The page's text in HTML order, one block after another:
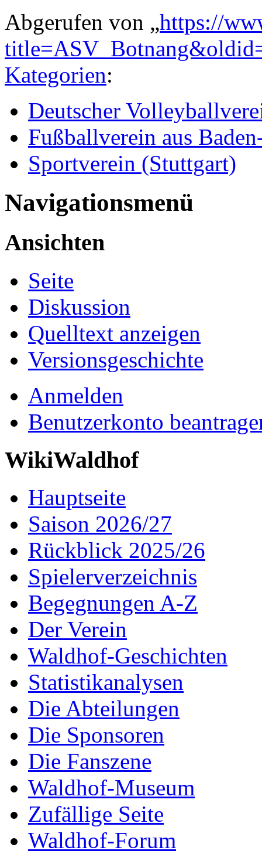
Abgerufen von „https://
Kategorien:
Deutscher
Fußballverein aus
Sportverein (Stuttgart)
Navigationsmenü
Ansichten
Seite
Diskussion
Quelltext anzeigen
Versionsgeschichte
Anmelden
Benutzerkonto
WikiWaldhof
Hauptseite
Saison 2026/27
Rückblick 2025/26
Spielerverzeichnis
Begegnungen A-Z
Der Verein
Waldhof-Geschichten
Statistikanalysen
Die Abteilungen
Die Sponsoren
Die Fanszene
Waldhof-Museum
Zufällige Seite
Waldhof-Forum